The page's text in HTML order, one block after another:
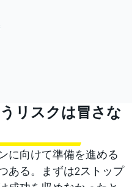
リスクは冒さな
に向けて準備を進める
ある。まずは2ストップ